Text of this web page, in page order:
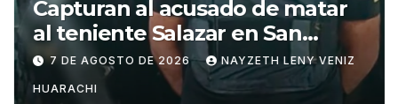
al acusado de matar
Salazar en San
AGOSTO DE 2026 NAYZETH LENY VENIZ 7 DE